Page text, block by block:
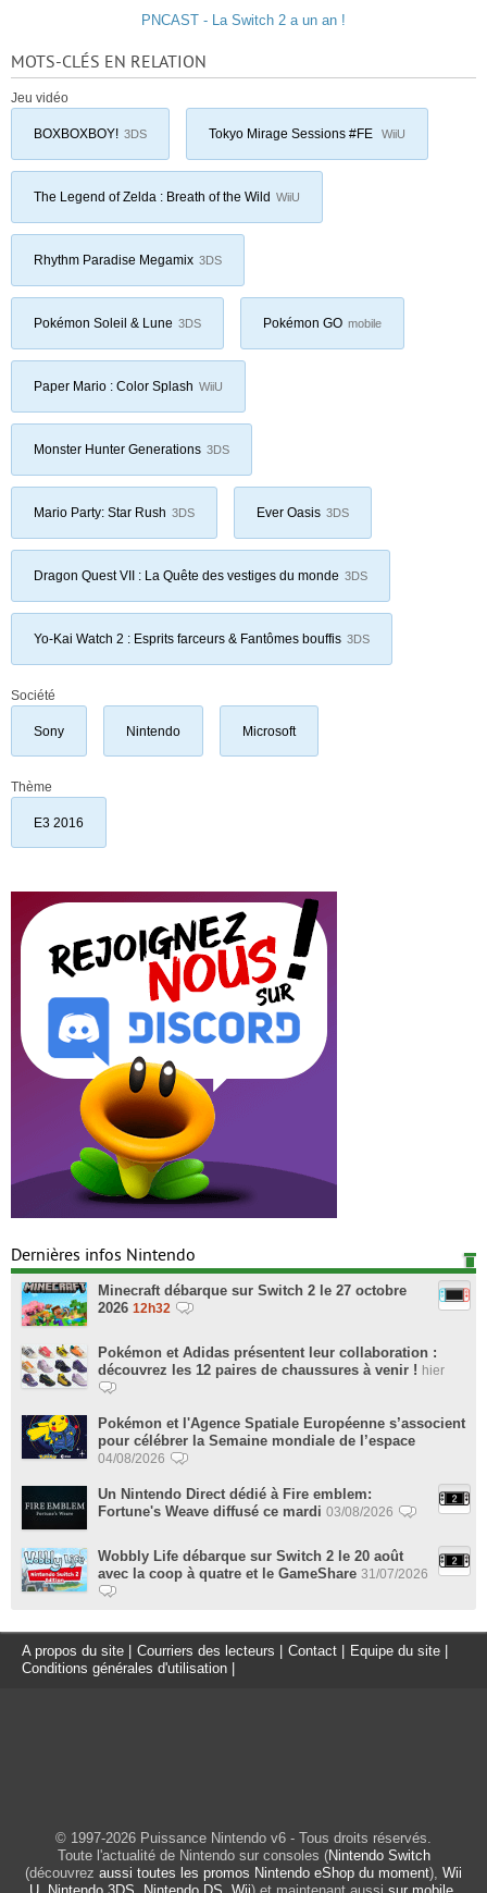
PNCAST - La Switch 2 a un an !
MOTS-CLÉS EN RELATION
Jeu vidéo
BOXBOXBOY! 3DS Tokyo Mirage Sessions #FE WiiU
The Legend of Zelda : Breath of the Wild WiiU
Rhythm Paradise Megamix 3DS
Pokémon Soleil & Lune 3DS Pokémon GO mobile
Paper Mario : Color Splash WiiU
Monster Hunter Generations 3DS
Mario Party: Star Rush 3DS Ever Oasis 3DS
Dragon Quest VII : La Quête des vestiges du monde 3DS
Yo-Kai Watch 2 : Esprits farceurs & Fantômes bouffis 3DS
Société
Sony Nintendo Microsoft
Thème
E3 2016
Dernières infos Nintendo
Minecraft débarque sur Switch 2 le 27 octobre
2026 12h32
Pokémon et Adidas présentent leur collaboration :
découvrez les 12 paires de chaussures à venir ! hier
Pokémon et l'Agence Spatiale Européenne s’associent
pour célébrer la Semaine mondiale de l’espace
04/08/2026
Un Nintendo Direct dédié à Fire emblem:
Fortune's Weave diffusé ce mardi 03/08/2026
Wobbly Life débarque sur Switch 2 le 20 août
avec la coop à quatre et le GameShare 31/07/2026
A propos du site Courriers des lecteurs Contact Equipe du site
Conditions générales d'utilisation
© 1997-2026 Puissance Nintendo v6 - Tous droits réservés.
Toute l'actualité de Nintendo sur consoles (Nintendo Switch
(découvrez aussi toutes les promos Nintendo eShop du moment), Wii